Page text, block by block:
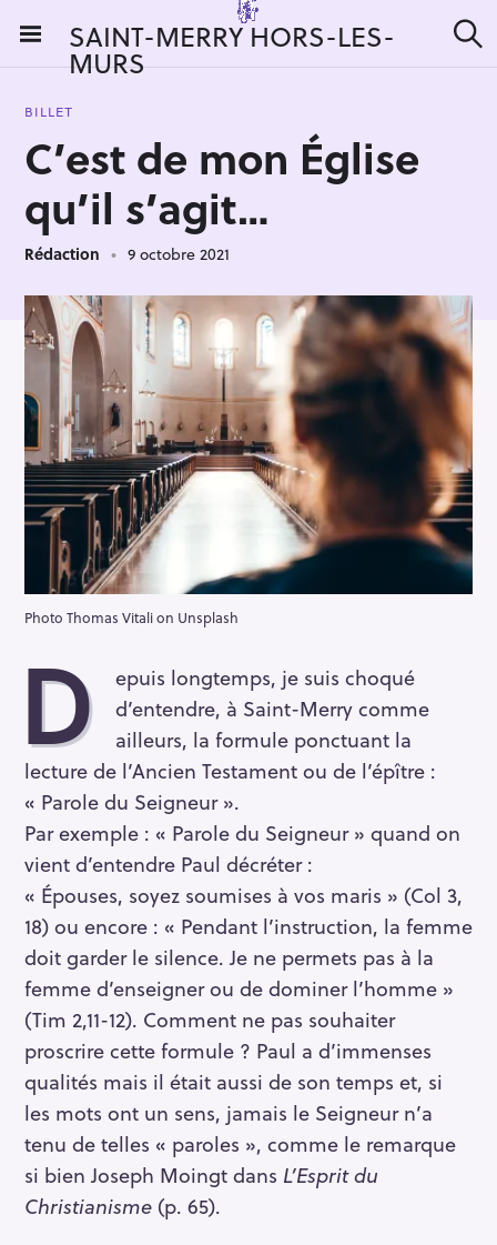
i
SAINT-MERRY HORS-LES-
MURS e
BILLET
C’est de mon Église
qu’il s’agit…
Rédaction 9 octobre 2021
Photo Thomas Vitali on Unsplash
D
epuis longtemps, je suis choqué
d’entendre, à Saint-Merry comme
ailleurs, la formule ponctuant la
lecture de l’Ancien Testament ou de l’épître :
« Parole du Seigneur ».
Par exemple : « Parole du Seigneur » quand on
vient d’entendre Paul décréter :
« Épouses, soyez soumises à vos maris » (Col 3,
18) ou encore : « Pendant l’instruction, la femme
doit garder le silence. Je ne permets pas à la
femme d’enseigner ou de dominer l’homme »
(Tim 2,11-12). Comment ne pas souhaiter
proscrire cette formule ? Paul a d’immenses
qualités mais il était aussi de son temps et, si
les mots ont un sens, jamais le Seigneur n’a
tenu de telles « paroles », comme le remarque
si bien Joseph Moingt dans L’Esprit du
Christianisme (p. 65).